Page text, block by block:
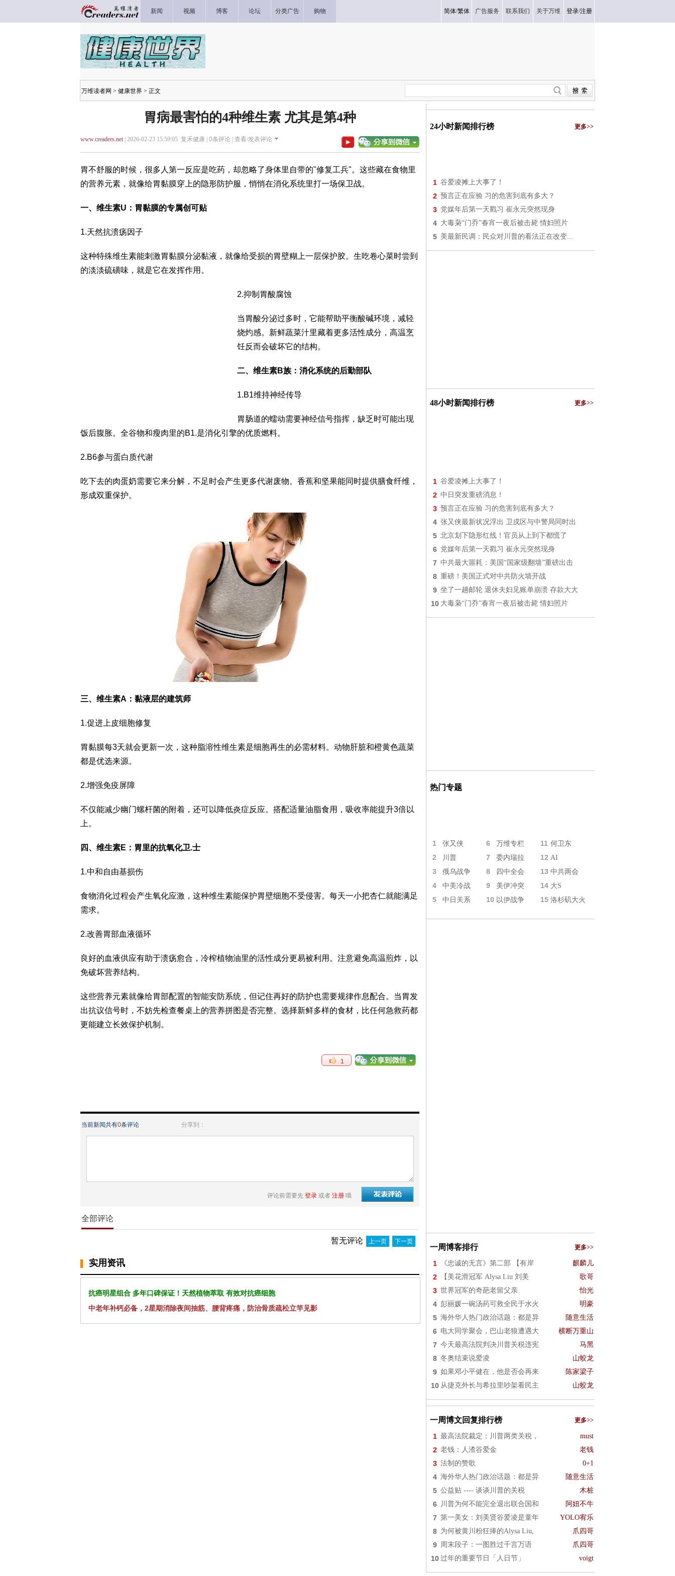
新闻 视频 博客 论坛 分类广告 购物 简体/繁体 广告服务 联系我们 关于万维 登录/注册
万维读者网 > 健康世界 > 正文
胃病最害怕的4种维生素 尤其是第4种
www.creaders.net| 2026-02-23 15:59:05 复禾健康 | 0条评论 | 查看/发表评论
胃不舒服的时候，很多人第一反应是吃药，却忽略了身体里自带的"修复工兵"。这些藏在食物里
的营养元素，就像给胃黏膜穿上的隐形防护服，悄悄在消化系统里打一场保卫战。
一、维生素U：胃黏膜的专属创可贴
1.天然抗溃疡因子
这种特殊维生素能刺激胃黏膜分泌黏液，就像给受损的胃壁糊上一层保护胶。生吃卷心菜时尝到
的淡淡硫磺味，就是它在发挥作用。
2.抑制胃酸腐蚀
当胃酸分泌过多时，它能帮助平衡酸碱环境，减轻
烧灼感。新鲜蔬菜汁里藏着更多活性成分，高温烹
饪反而会破坏它的结构。
二、维生素B族：消化系统的后勤部队
1.B1维持神经传导
胃肠道的蠕动需要神经信号指挥，缺乏时可能出现
饭后腹胀。全谷物和瘦肉里的B1.是消化引擎的优质燃料。
2.B6参与蛋白质代谢
吃下去的肉蛋奶需要它来分解，不足时会产生更多代谢废物。香蕉和坚果能同时提供膳食纤维，
形成双重保护。
三、维生素A：黏液层的建筑师
1.促进上皮细胞修复
胃黏膜每3天就会更新一次，这种脂溶性维生素是细胞再生的必需材料。动物肝脏和橙黄色蔬菜
都是优选来源。
2.增强免疫屏障
不仅能减少幽门螺杆菌的附着，还可以降低炎症反应。搭配适量油脂食用，吸收率能提升3倍以
上。
四、维生素E：胃里的抗氧化卫.士
1.中和自由基损伤
食物消化过程会产生氧化应激，这种维生素能保护胃壁细胞不受侵害。每天一小把杏仁就能满足
需求。
2.改善胃部血液循环
良好的血液供应有助于溃疡愈合，冷榨植物油里的活性成分更易被利用。注意避免高温煎炸，以
免破坏营养结构。
这些营养元素就像给胃部配置的智能安防系统，但记住再好的防护也需要规律作息配合。当胃发
出抗议信号时，不妨先检查餐桌上的营养拼图是否完整。选择新鲜多样的食材，比任何急救药都
更能建立长效保护机制。
1
当前新闻共有0条评论 分享到：
评论前需要先 登录 或者 注册 哦
全部评论
暂无评论 上一页 下一页
实用资讯
抗癌明星组合 多年口碑保证！天然植物萃取 有效对抗癌细胞
中老年补钙必备，2星期消除夜间抽筋、腰背疼痛，防治骨质疏松立竿见影
24小时新闻排行榜 更多>>
1 谷爱凌摊上大事了！
2 预言正在应验 习的危害到底有多大？
3 党媒年后第一天戳习 崔永元突然现身
4 大毒枭“门乔”春宵一夜后被击毙 情妇照片
5 美最新民调：民众对川普的看法正在改变...
48小时新闻排行榜 更多>>
1 谷爱凌摊上大事了！
2 中日突发重磅消息！
3 预言正在应验 习的危害到底有多大？
4 张又侠最新状况浮出 卫戍区与中警局同时出
5 北京划下隐形红线！官员从上到下都慌了
6 党媒年后第一天戳习 崔永元突然现身
7 中共最大噩耗：美国“国家级翻墙”重磅出击
8 重磅！美国正式对中共防火墙开战
9 坐了一趟邮轮 退休夫妇见账单崩溃 存款大大
10 大毒枭“门乔”春宵一夜后被击毙 情妇照片
热门专题
1 张又侠 6 万维专栏 11 何卫东
2 川普 7 委内瑞拉 12 AI
3 俄乌战争 8 四中全会 13 中共两会
4 中美冷战 9 美伊冲突 14 大S
5 中日关系 10 以伊战争 15 洛杉矶大火
一周博客排行 更多>>
1 《忠诚的无言》第二部 【有岸 麒麟儿
2 【美花滑冠军 Alysa Liu 刘美 歌哥
3 世界冠军的奇葩老留父亲 怡光
4 彭丽媛一碗汤药可救全民于水火 明豪
5 海外华人热门政治话题：都是异 随意生活
6 电大同学聚会，巴山老狼遭遇大 横断万重山
7 今天最高法院判决川普关税违宪 马黑
8 冬奥结束说爱凌 山蛟龙
9 如果邓小平健在，他是否会再来 陈家梁子
10 从捷克外长与希拉里吵架看民主 山蛟龙
一周博文回复排行榜 更多>>
1 最高法院裁定：川普两类关税， must
2 老钱：人渣谷爱金 老钱
3 法制的赞歌 0+1
4 海外华人热门政治话题：都是异 随意生活
5 公益贴 ---- 谈谈川普的关税 木桩
6 川普为何不能完全退出联合国和 阿妞不牛
7 第一美女：刘美贤谷爱凌是童年 YOLO宥乐
8 为何被黄川粉狂捧的Alysa Liu, 爪四哥
9 周末段子：一图胜过千言万语 爪四哥
10 过年的重要节日「人日节」 voigt